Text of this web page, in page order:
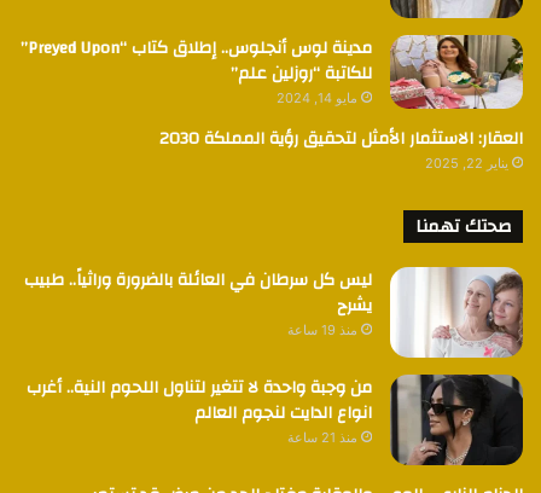
مدينة لوس أنجلوس.. إطلاق كتاب “Preyed Upon”
للكاتبة “روزلين علم”
مايو 14, 2024
العقار: الاستثمار الأمثل لتحقيق رؤية المملكة 2030
يناير 22, 2025
صحتك تهمنا
ليس كل سرطان في العائلة بالضرورة وراثياً.. طبيب
يشرح
منذ 19 ساعة
من وجبة واحدة لا تتغير لتناول اللحوم النية.. أغرب
انواع الدايت لنجوم العالم
منذ 21 ساعة